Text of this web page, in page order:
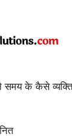
समय के कैसे